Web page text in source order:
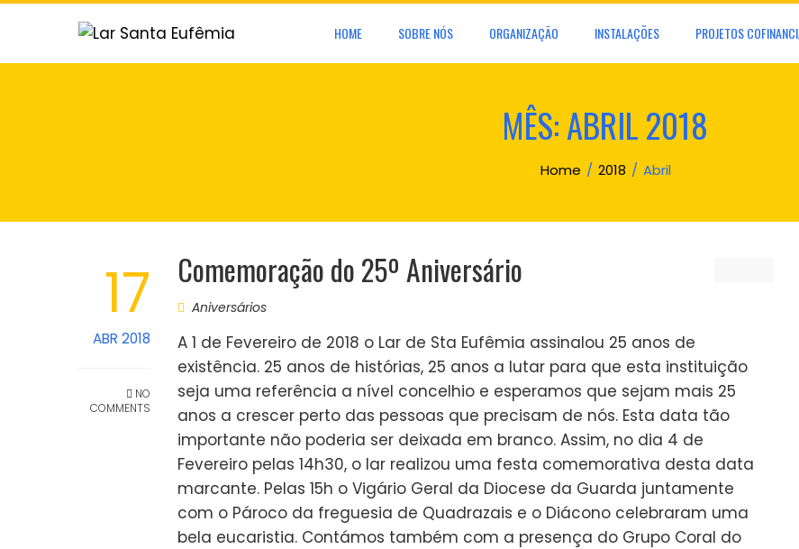
Skip
content
HOME SOBRE NÓS ORGANIZAÇÃO INSTALAÇÕES PROJETOS
MÊS:ABRIL 2018
Home 2018 Abril
17
ABR 2018
NO
COMMENTS
Comemoração do 25º Aniversário
Aniversários
A 1 de Fevereiro de 2018 o Lar de Sta Eufêmia assinalou 25 anos de
existência. 25 anos de histórias, 25 anos a lutar para que esta instituição
seja uma referência a nível concelhio e esperamos que sejam mais 25
anos a crescer perto das pessoas que precisam de nós. Esta data tão
importante não poderia ser deixada em branco. Assim, no dia 4 de
Fevereiro pelas 14h30, o lar realizou uma festa comemorativa desta data
marcante. Pelas 15h o Vigário Geral da Diocese da Guarda juntamente
com o Pároco da freguesia de Quadrazais e o Diácono celebraram uma
bela eucaristia. Contámos também com a presença do Grupo Coral do